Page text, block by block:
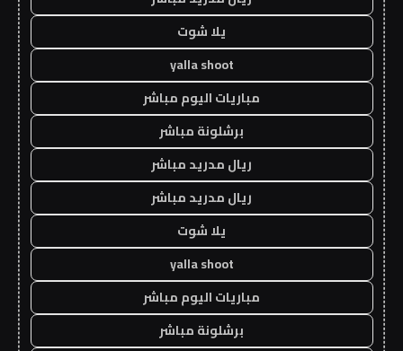
يلا شوت
yalla shoot
مباريات اليوم مباشر
برشلونة مباشر
ريال مدريد مباشر
ريال مدريد مباشر
يلا شوت
yalla shoot
مباريات اليوم مباشر
برشلونة مباشر